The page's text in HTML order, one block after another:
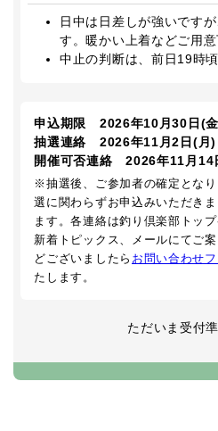
日中は日差しが強いです
す。暖かい上着などご用意
中止の判断は、前日19時
申込期限 2026年10月30日(
抽選連絡 2026年11月2日(月)
開催可否連絡 2026年11月14
※抽選後、ご参加者の確定とな
選に関わらずお申込みいただき
ます。各連絡は釣り倶楽部トッ
新着トピックス、メールにてご
どございましたら お問い合わせ
たします。
ただいま受付